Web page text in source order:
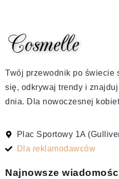
Twój przewodnik po świecie
się, odkrywaj trendy i
dnia. Dla nowoczesnej
Plac Sportowy 1A
Dla reklamodawców
Najnowsze